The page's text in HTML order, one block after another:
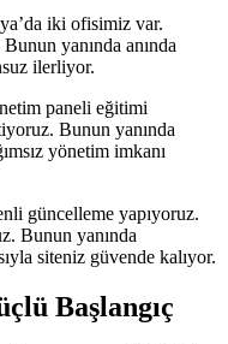
iki ofisimiz var.
yanında anında
ilerliyor.
paneli eğitimi
Bunun yanında
yönetim imkanı
güncelleme yapıyoruz.
Bunun yanında
siteniz güvende kalıyor.
Başlangıç